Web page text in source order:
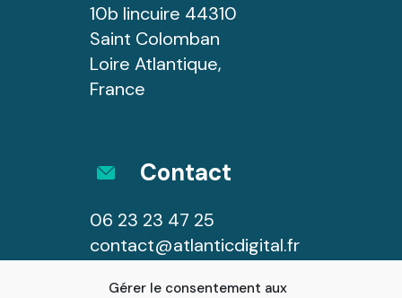
Gérer le consentement aux
10b lincuire 44310
Saint Colomban
Loire Atlantique,
France
Contact
06 23 23 47 25
contact@atlanticdigital.fr